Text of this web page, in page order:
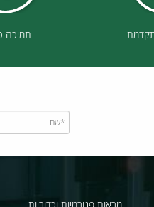
תמיכה טכנית